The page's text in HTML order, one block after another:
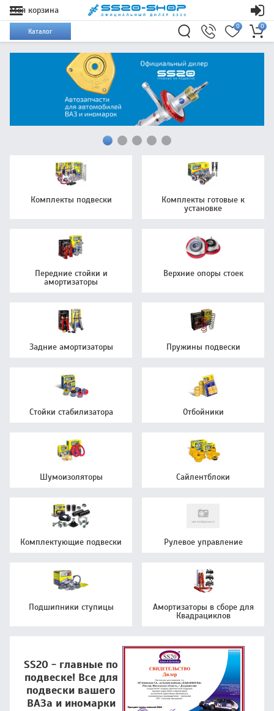
Моя корзина
Каталог
0
0
Комплекты подвески
Комплекты готовые к
установке
Передние стойки и
амортизаторы
Верхние опоры стоек
Задние амортизаторы Пружины подвески
Стойки стабилизатора Отбойники
Шумоизоляторы Сайлентблоки
Комплектующие подвески Рулевое управление
Подшипники ступицы
Амортизаторы в сборе для
Квадрациклов
SS20 - главные по
подвеске! Все для
подвески вашего
ВАЗа и иномарки